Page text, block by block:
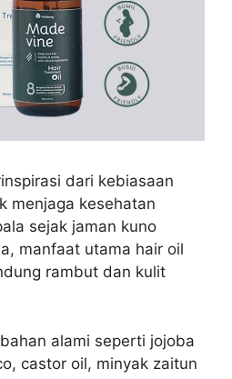
dari kebiasaan
menjaga kesehatan
sejak jaman kuno
manfaat utama hair oil
rambut dan kulit
alami seperti jojoba
castor oil, minyak zaitun